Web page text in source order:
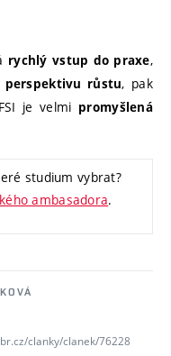
rychlý vstup do praxe,
perspektivu růstu, pak
je velmi promyšlená
studium vybrat?
ambasadora.
clanky/clanek/76228